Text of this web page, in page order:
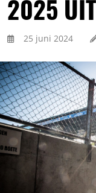
2025
25 juni 2024